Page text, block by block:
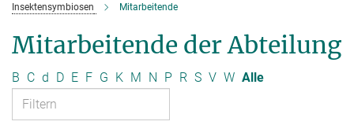
Insektensymbiosen Mitarbeitende
Mitarbeitende der Abteilung
B C d D E F G K M N P R S V W Alle